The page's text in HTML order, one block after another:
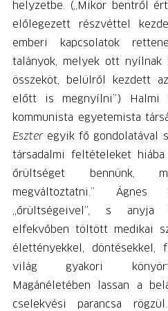
helyzetbe. („Mikor bentről
előlegezett részvéttel
emberi kapcsolatok
talányok, melyek ott
összeköt, belülről kezdett
előtt is megnyílni”.)
kommunista egyetemista
Eszteregyik fő gondolatával
társadalmi feltételeket
őrültséget bennünk,
megváltoztatni.”
„őrültségeivel”, s anyja
elfekvőben töltött medikai
élettényekkel, döntésekkel,
világ gyakori
Magánéletében lassan a
cselekvési parancsa